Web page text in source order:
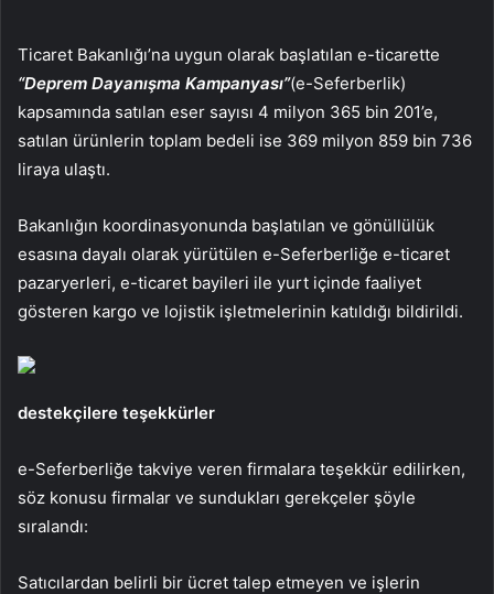
Ticaret Bakanlığı’na uygun olarak başlatılan e-ticarette
“Deprem Dayanışma Kampanyası”(e-Seferberlik)
kapsamında satılan eser sayısı 4 milyon 365 bin 201’e,
satılan ürünlerin toplam bedeli ise 369 milyon 859 bin 736
liraya ulaştı.
Bakanlığın koordinasyonunda başlatılan ve gönüllülük
esasına dayalı olarak yürütülen e-Seferberliğe e-ticaret
pazaryerleri, e-ticaret bayileri ile yurt içinde faaliyet
gösteren kargo ve lojistik işletmelerinin katıldığı bildirildi.
destekçilere teşekkürler
e-Seferberliğe takviye veren firmalara teşekkür edilirken,
söz konusu firmalar ve sundukları gerekçeler şöyle
sıralandı:
Satıcılardan belirli bir ücret talep etmeyen ve işlerin